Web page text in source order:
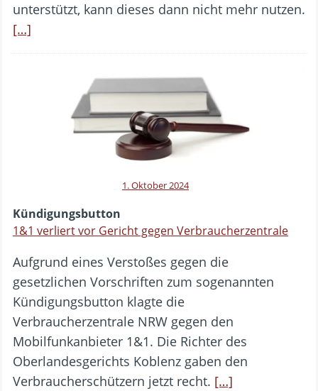
unterstützt, kann dieses dann nicht mehr nutzen.
[…]
1. Oktober 2024
Kündigungsbutton
1&1 verliert vor Gericht gegen Verbraucherzentrale
Aufgrund eines Verstoßes gegen die
gesetzlichen Vorschriften zum sogenannten
Kündigungsbutton klagte die
Verbraucherzentrale NRW gegen den
Mobilfunkanbieter 1&1. Die Richter des
Oberlandesgerichts Koblenz gaben den
Verbraucherschützern jetzt recht. […]